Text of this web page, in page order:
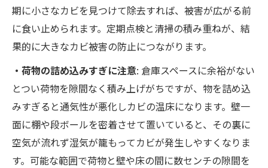
期に小さなカビを見つけて除去すれば、被害が広がる前
に食い止められます。定期点検と清掃の積み重ねが、結
果的に大きなカビ被害の防止につながります。
・荷物の詰め込みすぎに注意: 倉庫スペースに余裕がない
とつい荷物を隙間なく積み上げがちですが、物を詰め込
みすぎると通気性が悪化しカビの温床になります。壁一
面に棚や段ボールを密着させて置いていると、その裏に
空気が流れず湿気が籠もってカビが発生しやすくなりま
す。可能な範囲で荷物と壁や床の間に数センチの隙間を